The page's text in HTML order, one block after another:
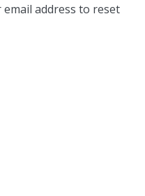
address to reset